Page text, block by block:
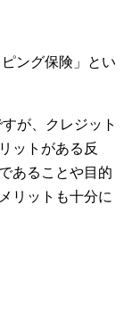
ング保険」とい
が、クレジット
ットがある反
あることや目的
リットも十分に